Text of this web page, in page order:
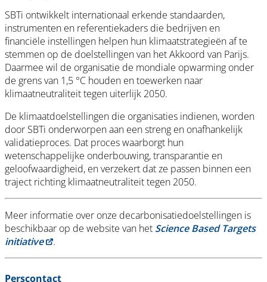
SBTi ontwikkelt internationaal erkende standaarden,
instrumenten en referentiekaders die bedrijven en
financiële instellingen helpen hun klimaatstrategieën af te
stemmen op de doelstellingen van het Akkoord van Parijs.
Daarmee wil de organisatie de mondiale opwarming onder
de grens van 1,5 °C houden en toewerken naar
klimaatneutraliteit tegen uiterlijk 2050.
De klimaatdoelstellingen die organisaties indienen, worden
door SBTi onderworpen aan een streng en onafhankelijk
validatieproces. Dat proces waarborgt hun
wetenschappelijke onderbouwing, transparantie en
geloofwaardigheid, en verzekert dat ze passen binnen een
traject richting klimaatneutraliteit tegen 2050.
Meer informatie over onze decarbonisatiedoelstellingen is
beschikbaar op de website van het Science Based Targets
initiative
.
Perscontact